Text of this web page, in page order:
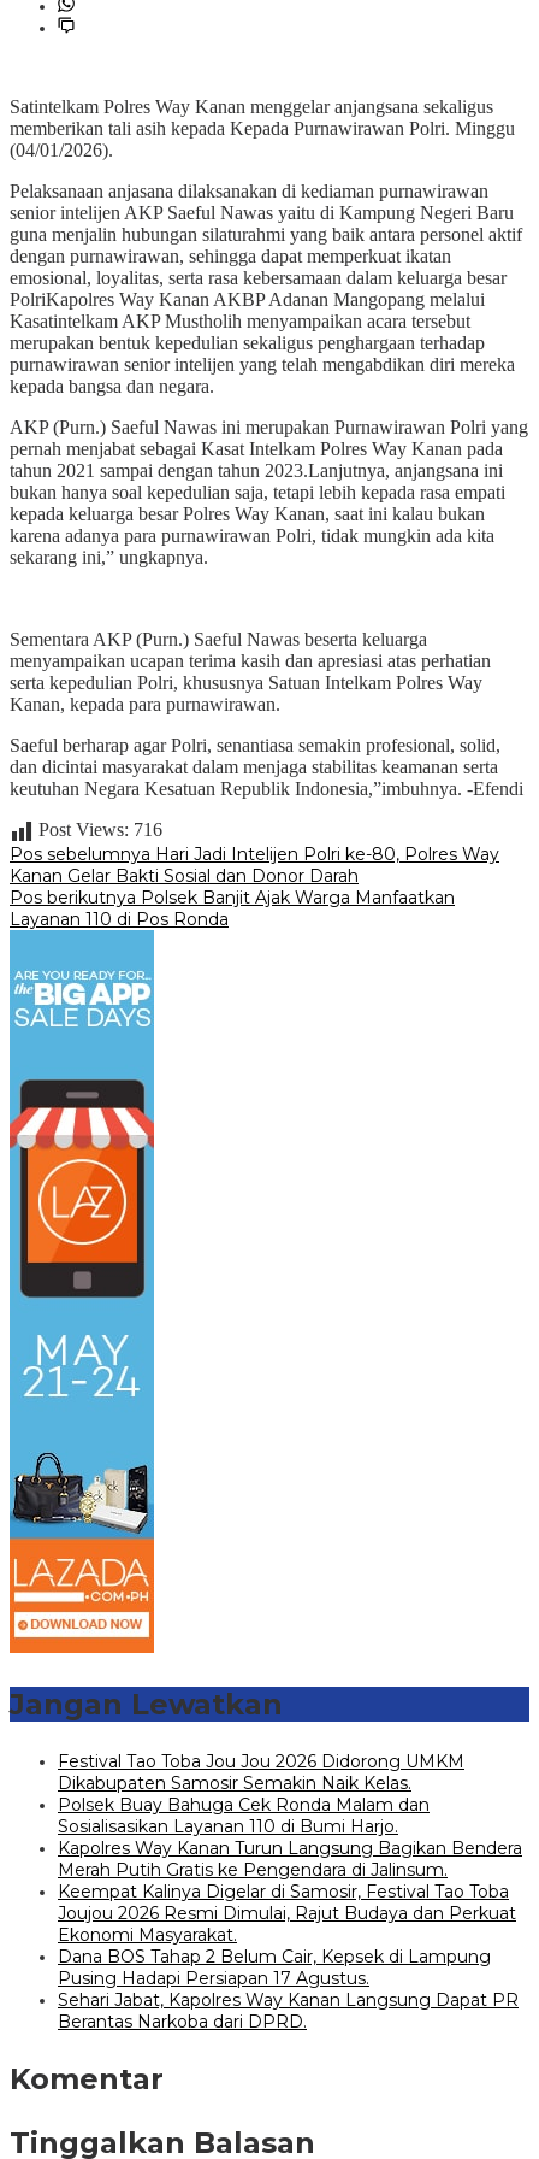
Satintelkam Polres Way Kanan menggelar anjangsana sekaligus
memberikan tali asih kepada Kepada Purnawirawan Polri. Minggu
(04/01/2026).
Pelaksanaan anjasana dilaksanakan di kediaman purnawirawan
senior intelijen AKP Saeful Nawas yaitu di Kampung Negeri Baru
guna menjalin hubungan silaturahmi yang baik antara personel aktif
dengan purnawirawan, sehingga dapat memperkuat ikatan
emosional, loyalitas, serta rasa kebersamaan dalam keluarga besar
PolriKapolres Way Kanan AKBP Adanan Mangopang melalui
Kasatintelkam AKP Mustholih menyampaikan acara tersebut
merupakan bentuk kepedulian sekaligus penghargaan terhadap
purnawirawan senior intelijen yang telah mengabdikan diri mereka
kepada bangsa dan negara.
AKP (Purn.) Saeful Nawas ini merupakan Purnawirawan Polri yang
pernah menjabat sebagai Kasat Intelkam Polres Way Kanan pada
tahun 2021 sampai dengan tahun 2023.Lanjutnya, anjangsana ini
bukan hanya soal kepedulian saja, tetapi lebih kepada rasa empati
kepada keluarga besar Polres Way Kanan, saat ini kalau bukan
karena adanya para purnawirawan Polri, tidak mungkin ada kita
sekarang ini,” ungkapnya.
Sementara AKP (Purn.) Saeful Nawas beserta keluarga
menyampaikan ucapan terima kasih dan apresiasi atas perhatian
serta kepedulian Polri, khususnya Satuan Intelkam Polres Way
Kanan, kepada para purnawirawan.
Saeful berharap agar Polri, senantiasa semakin profesional, solid,
dan dicintai masyarakat dalam menjaga stabilitas keamanan serta
keutuhan Negara Kesatuan Republik Indonesia,”imbuhnya. -Efendi
Post Views: 716
Navigasi
pos
Pos sebelumnya Hari Jadi Intelijen Polri ke-80, Polres Way
Kanan Gelar Bakti Sosial dan Donor Darah
Pos berikutnya Polsek Banjit Ajak Warga Manfaatkan
Layanan 110 di Pos Ronda
Jangan Lewatkan
Festival Tao Toba Jou Jou 2026 Didorong UMKM
Dikabupaten Samosir Semakin Naik Kelas.
Polsek Buay Bahuga Cek Ronda Malam dan
Sosialisasikan Layanan 110 di Bumi Harjo.
Kapolres Way Kanan Turun Langsung Bagikan Bendera
Merah Putih Gratis ke Pengendara di Jalinsum.
Keempat Kalinya Digelar di Samosir, Festival Tao Toba
Joujou 2026 Resmi Dimulai, Rajut Budaya dan Perkuat
Ekonomi Masyarakat.
Dana BOS Tahap 2 Belum Cair, Kepsek di Lampung
Pusing Hadapi Persiapan 17 Agustus.
Sehari Jabat, Kapolres Way Kanan Langsung Dapat PR
Berantas Narkoba dari DPRD.
Komentar
Tinggalkan Balasan